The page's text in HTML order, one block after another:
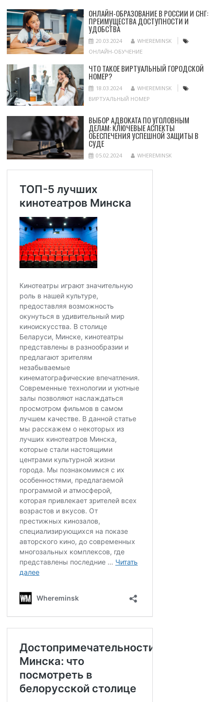
ОНЛАЙН-ОБРАЗОВАНИЕ В РОССИИ И СНГ:
ПРЕИМУЩЕСТВА ДОСТУПНОСТИ И
УДОБСТВА
20.03.2024
WHEREMINSK
ОНЛАЙН-ОБУЧЕНИЕ
ЧТО ТАКОЕ ВИРТУАЛЬНЫЙ ГОРОДСКОЙ
НОМЕР?
18.03.2024
WHEREMINSK
ВИРТУАЛЬНЫЙ НОМЕР
ВЫБОР АДВОКАТА ПО УГОЛОВНЫМ
ДЕЛАМ: КЛЮЧЕВЫЕ АСПЕКТЫ
ОБЕСПЕЧЕНИЯ УСПЕШНОЙ ЗАЩИТЫ В
СУДЕ
05.02.2024 WHEREMINSK